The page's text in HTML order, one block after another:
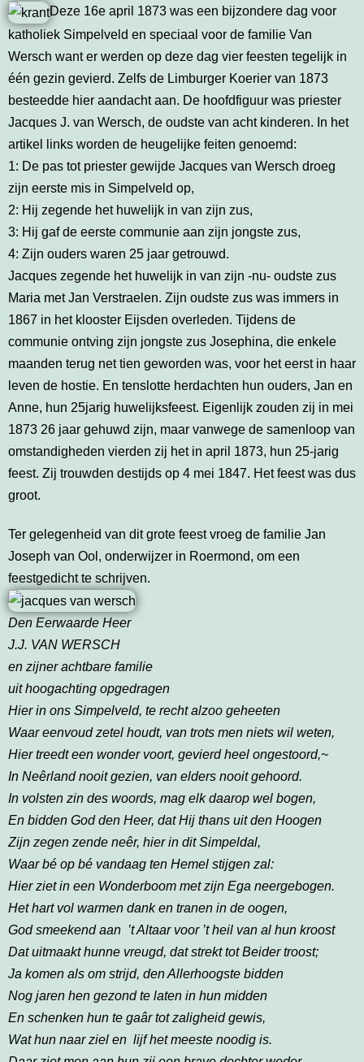
Deze 16e april 1873 was een bijzondere dag voor
katholiek Simpelveld en speciaal voor de familie Van
Wersch want er werden op deze dag vier feesten tegelijk in
één gezin gevierd. Zelfs de Limburger Koerier van 1873
besteedde hier aandacht aan. De hoofdfiguur was priester
Jacques J. van Wersch, de oudste van acht kinderen. In het
artikel links worden de heugelijke feiten genoemd:
1: De pas tot priester gewijde Jacques van Wersch droeg
zijn eerste mis in Simpelveld op,
2: Hij zegende het huwelijk in van zijn zus,
3: Hij gaf de eerste communie aan zijn jongste zus,
4: Zijn ouders waren 25 jaar getrouwd.
Jacques zegende het huwelijk in van zijn -nu- oudste zus
Maria met Jan Verstraelen. Zijn oudste zus was immers in
1867 in het klooster Eijsden overleden. Tijdens de
communie ontving zijn jongste zus Josephina, die enkele
maanden terug net tien geworden was, voor het eerst in haar
leven de hostie. En tenslotte herdachten hun ouders, Jan en
Anne, hun 25jarig huwelijksfeest. Eigenlijk zouden zij in mei
1873 26 jaar gehuwd zijn, maar vanwege de samenloop van
omstandigheden vierden zij het in april 1873, hun 25-jarig
feest. Zij trouwden destijds op 4 mei 1847. Het feest was dus
groot.
Ter gelegenheid van dit grote feest vroeg de familie Jan
Joseph van Ool, onderwijzer in Roermond, om een
feestgedicht te schrijven.
Den Eerwaarde Heer
J.J. VAN WERSCH
en zijner achtbare familie
uit hoogachting opgedragen
Hier in ons Simpelveld, te recht alzoo geheeten
Waar eenvoud zetel houdt, van trots men niets wil weten,
Hier treedt een wonder voort, gevierd heel ongestoord,~
In Neêrland nooit gezien, van elders nooit gehoord.
In volsten zin des woords, mag elk daarop wel bogen,
En bidden God den Heer, dat Hij thans uit den Hoogen
Zijn zegen zende neêr, hier in dit Simpeldal,
Waar bé op bé vandaag ten Hemel stijgen zal:
Hier ziet in een Wonderboom met zijn Ega neergebogen.
Het hart vol warmen dank en tranen in de oogen,
God smeekend aan ’t Altaar voor ’t heil van al hun kroost
Dat uitmaakt hunne vreugd, dat strekt tot Beider troost;
Ja komen als om strijd, den Allerhoogste bidden
Nog jaren hen gezond te laten in hun midden
En schenken hun te gaâr tot zaligheid gewis,
Wat hun naar ziel en lijf het meeste noodig is.